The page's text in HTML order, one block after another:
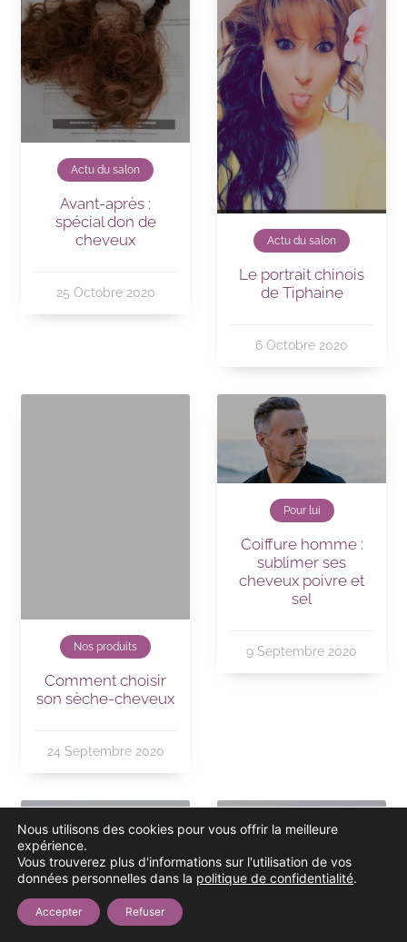
Actu du salon
Avant-après :
spécial don de
cheveux
25 Octobre 2020
Actu du salon
Le portrait chinois
de Tiphaine
6 Octobre 2020
Nos produits
Comment choisir
son sèche-cheveux
24 Septembre 2020
Pour lui
Coiffure homme :
sublimer ses
cheveux poivre et
sel
9 Septembre 2020
Nous utilisons des cookies pour vous offrir la meilleure
expérience.
Vous trouverez plus d'informations sur l'utilisation de vos
données personnelles dans la politique de confidentialité.
Accepter Refuser